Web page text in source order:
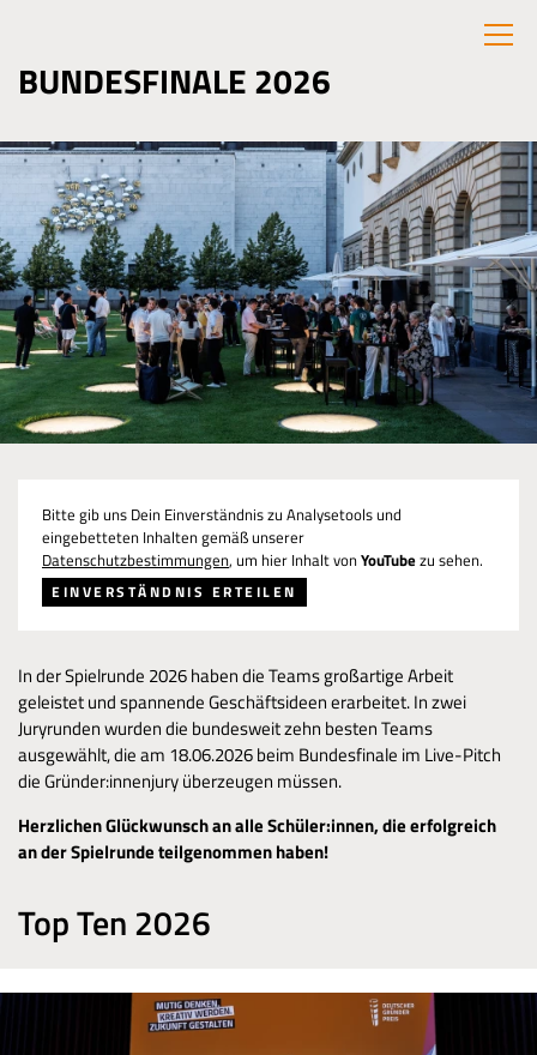
BUNDESFINALE 2026
Bitte gib uns Dein Einverständnis zu Analysetools und
eingebetteten Inhalten gemäß unserer
Datenschutzbestimmungen, um hier Inhalt vonYouTubezu sehen.
EINVERSTÄNDNIS ERTEILEN
In der Spielrunde 2026 haben die Teams großartige Arbeit
geleistet und spannende Geschäftsideen erarbeitet. In zwei
Juryrunden wurden die bundesweit zehn besten Teams
ausgewählt, die am 18.06.2026 beim Bundesfinale im Live-Pitch
die Gründer:innenjury überzeugen müssen.
Herzlichen Glückwunsch an alle Schüler:innen, die erfolgreich
an der Spielrunde teilgenommen haben!
Top Ten 2026